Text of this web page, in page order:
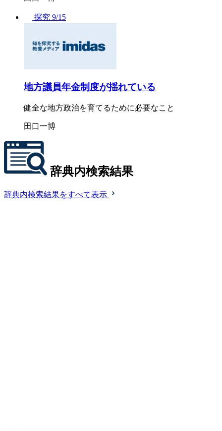
探究 9/15
地方議員年金制度が揺れている
健全な地方政治を育てるために必要なこと
田口一博
辞典内検索結果
辞典内検索結果をすべて表示